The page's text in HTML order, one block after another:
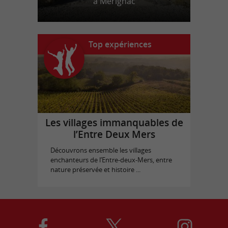
Top expériences
Les villages immanquables de
l’Entre Deux Mers
Découvrons ensemble les villages
enchanteurs de l’Entre-deux-Mers, entre
nature préservée et histoire ...